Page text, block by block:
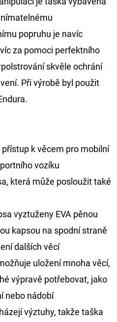
popruhu je navíc
za pomoci perfektního
skvěle ochrání
Při výrobě byl použit
k věcem pro mobilní
vozíku
která může posloužit také
vyztuženy EVA pěnou
kapsou na spodní straně
dalších věcí
uložení mnoha věcí,
výpravě potřebovat, jako
nebo nádobí
výztuhy, takže taška